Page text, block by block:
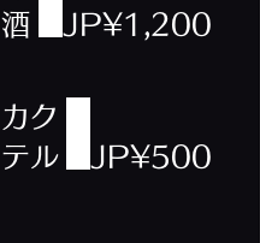
酒
JP¥1,200
カク
テル
JP¥500